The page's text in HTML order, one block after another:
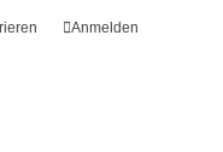
Anmelden